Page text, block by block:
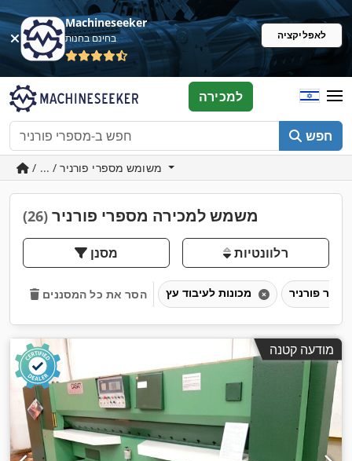
Machineseeker
בחינם בחנות לאפליקציה
חפש
למכירה
משמש למכירה מספרי פורניר (26)
מסנן רלוונטיות
הסר את כל המסננים
מודעה קטנה